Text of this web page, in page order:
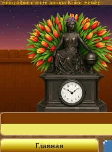
Биография и книги автора Кайюс Беккер
Главная